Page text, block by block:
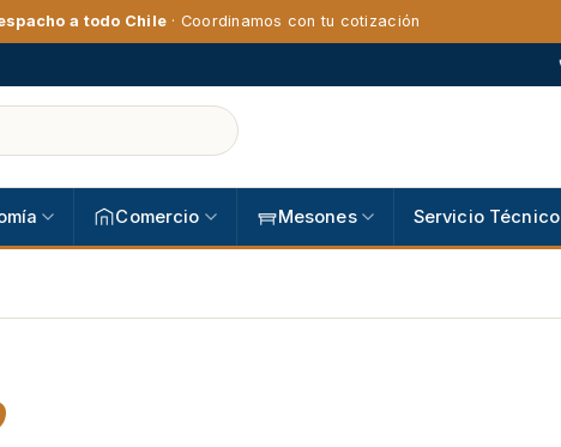
a todo Chile · Coordinamos con tu cotización
Comercio Mesones Servicio Técnico